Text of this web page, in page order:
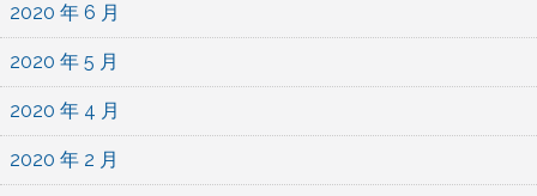
2020 年 6 月
2020 年 5 月
2020 年 4 月
2020 年 2 月